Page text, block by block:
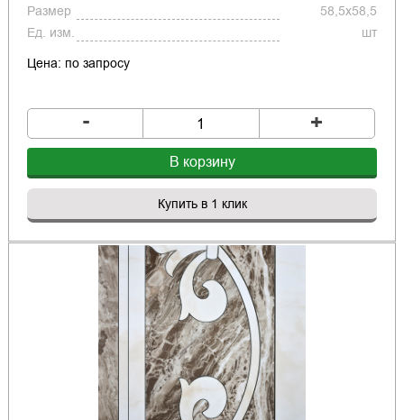
Размер
58,5x58,5
Ед. изм.
шт
Цена: по запросу
- +
В корзину
Купить в 1 клик